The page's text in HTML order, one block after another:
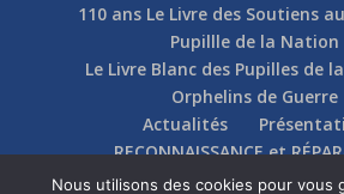
110 ans Le Livre des Soutiens
Pupillle de la Nation
Le Livre Blanc des Pupilles de
Orphelins de Guerre
Actualités
RECONNAISSANCE et
Nos soutiens
Fédérations
Nous utilisons des cookies pour vous